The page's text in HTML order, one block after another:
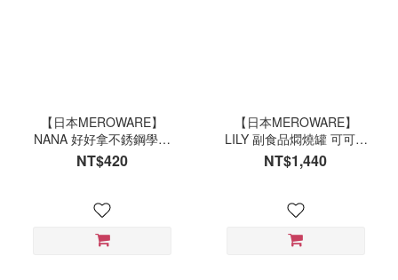
【日本MEROWARE】
NANA 好好拿不銹鋼學習
餐具組 - 奶茶咖+豆沙粉
NT$420
【日本MEROWARE】
LILY 副食品燜燒罐 可可 +
奶油白
NT$1,440